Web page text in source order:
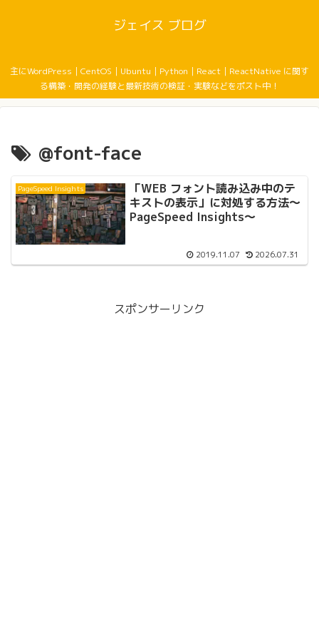
ジェイス ブログ
主にWordPress｜CentOS｜Ubuntu｜Python｜React｜ReactNative に関す
る構築・開発の経験と最新技術の検証・実験などをポスト中！
@font-face
PageSpeed Insights
「WEB フォント読み込み中のテ
キストの表示」に対処する方法〜
PageSpeed Insights〜
2019.11.07 2026.07.31
スポンサーリンク